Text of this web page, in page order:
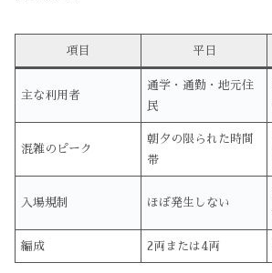
項目 平日
主な利用者
通学・通勤・地元住
民
混雑のピーク
朝夕の限られた時間
帯
入場規制 ほぼ発生しない
編成 2両または4両